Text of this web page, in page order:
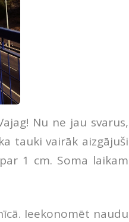
Nu ne jau svarus,
tauki vairāk aizgājuši
1 cm. Soma laikam
Ieekonomēt naudu